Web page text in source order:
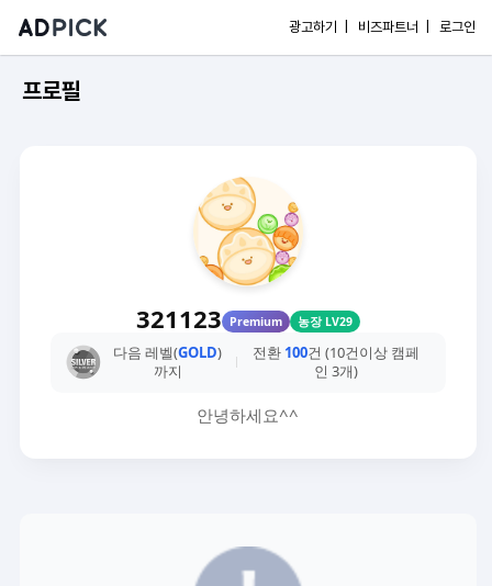
광고하기 | 비즈파트너 | 로그인
프로필
321123 Premium 농장 LV29
다음 레벨(GOLD)
까지
전환 100건 (10건이상 캠페
인 3개)
안녕하세요^^